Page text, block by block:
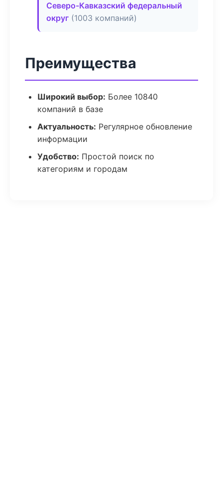
Северо-Кавказский федеральный
округ (1003 компаний)
Преимущества
Широкий выбор: Более 10840
компаний в базе
Актуальность: Регулярное обновление
информации
Удобство: Простой поиск по
категориям и городам